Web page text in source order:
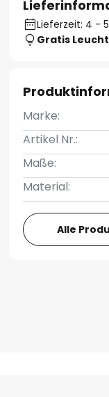
Lieferzeit: 4 -
Gratis
Marke:
Artikel Nr.:
Maße:
Material:
Alle